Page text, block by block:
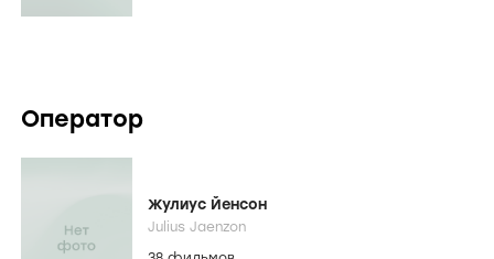
Оператор
Жулиус Йенсон
Julius Jaenzon